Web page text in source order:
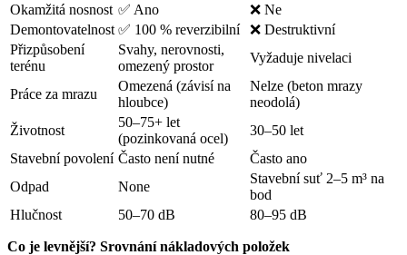
Okamžitá nosnost ✅ Ano
❌ Ne
Demontovatelnost ✅ 100 % reverzibilní
❌ Destruktivní
Přizpůsobení
terénu
Svahy, nerovnosti,
omezený prostor
Vyžaduje nivelaci
Práce za mrazu
Omezená (závisí na
hloubce)
Nelze (beton mrazy
neodolá)
Životnost
50–75+ let
(pozinkovaná ocel)
30–50 let
Stavební povolení Často není nutné
Často ano
Odpad
None
Stavební suť 2–5 m³ na
bod
Hlučnost
50–70 dB 80–95 dB
Co je levnější? Srovnání nákladových položek